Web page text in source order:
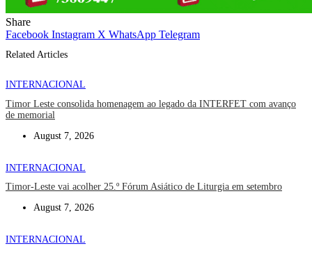
Share
Facebook Instagram X WhatsApp Telegram
Related Articles
INTERNACIONAL
Timor Leste consolida homenagem ao legado da INTERFET com avanço
de memorial
August 7, 2026
INTERNACIONAL
Timor-Leste vai acolher 25.º Fórum Asiático de Liturgia em setembro
August 7, 2026
INTERNACIONAL